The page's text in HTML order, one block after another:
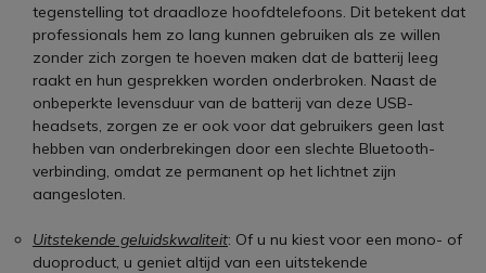
tegenstelling tot draadloze hoofdtelefoons. Dit betekent dat
professionals hem zo lang kunnen gebruiken als ze willen
zonder zich zorgen te hoeven maken dat de batterij leeg
raakt en hun gesprekken worden onderbroken. Naast de
onbeperkte levensduur van de batterij van deze USB-
headsets, zorgen ze er ook voor dat gebruikers geen last
hebben van onderbrekingen door een slechte Bluetooth-
verbinding, omdat ze permanent op het lichtnet zijn
aangesloten.
Uitstekende geluidskwaliteit: Of u nu kiest voor een mono- of
duoproduct, u geniet altijd van een uitstekende